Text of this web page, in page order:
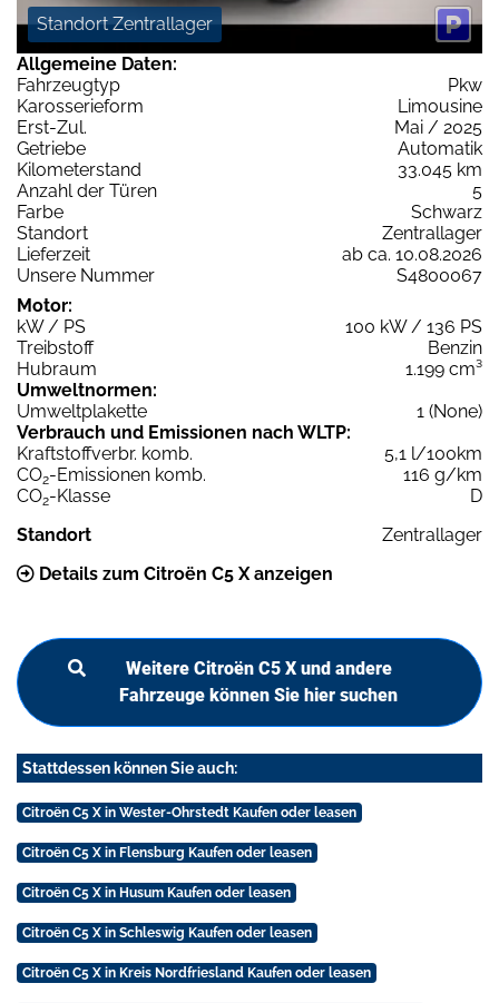
Standort Zentrallager
Allgemeine Daten:
Fahrzeugtyp
Pkw
Karosserieform
Limousine
Erst-Zul.
Mai / 2025
Getriebe
Automatik
Kilometerstand
33.045 km
Anzahl der Türen
5
Farbe
Schwarz
Standort
Zentrallager
Lieferzeit
ab ca. 10.08.2026
Unsere Nummer
S4800067
Motor:
kW / PS
100 kW / 136 PS
Treibstoff
Benzin
Hubraum
1.199 cm³
Umweltnormen:
Umweltplakette
1 (None)
Verbrauch und Emissionen nach WLTP:
Kraftstoffverbr. komb.
5,1 l/100km
CO2-Emissionen komb.
116 g/km
CO2-Klasse
D
Standort
Zentrallager
Details zum Citroën C5 X anzeigen
Weitere Citroën C5 X und andere
Fahrzeuge können Sie hier suchen
Stattdessen können Sie auch:
Citroën C5 X in Wester-Ohrstedt Kaufen oder leasen
Citroën C5 X in Flensburg Kaufen oder leasen
Citroën C5 X in Husum Kaufen oder leasen
Citroën C5 X in Schleswig Kaufen oder leasen
Citroën C5 X in Kreis Nordfriesland Kaufen oder leasen